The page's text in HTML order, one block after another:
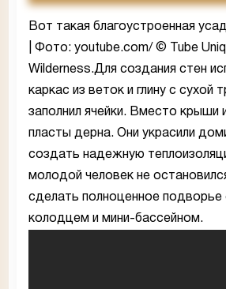
Вот такая благоустроенная
| Фото: youtube.com/ © Tube
Wilderness.Для создания стен
каркас из веток и глину с сухой
заполнил ячейки. Вместо крыши
пласты дерна. Они украсили
создать надежную
молодой человек не
сделать полноценное подворье
колодцем и мини-бассейном.